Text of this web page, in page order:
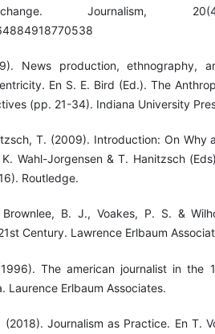
Journalism,
News production, ethnography,
En S. E. Bird (Ed.). The
(pp. 21-34). Indiana University
T. (2009). Introduction: On Why
Wahl-Jorgensen & T. Hanitzsch
Routledge.
B. J., Voakes, P. S. &
Century. Lawrence Erlbaum
The american journalist in the
Laurence Erlbaum Associates.
Journalism as Practice. En T.